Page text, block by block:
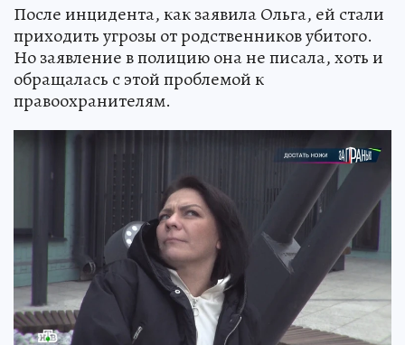
После инцидента, как заявила Ольга, ей стали
приходить угрозы от родственников убитого.
Но заявление в полицию она не писала, хоть и
обращалась с этой проблемой к
правоохранителям.